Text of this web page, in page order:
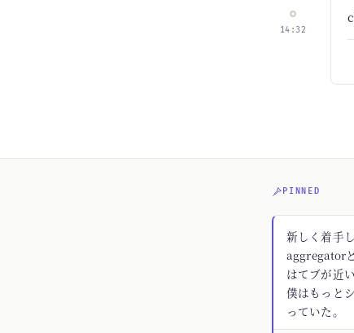
14:32
PINNED
新しく着手
aggregator
はてブが近
僕はもっと
っていた。